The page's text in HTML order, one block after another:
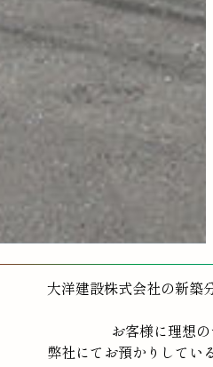
大洋建設株式会社の新築
お客様に理想
弊社にてお預かりしてい